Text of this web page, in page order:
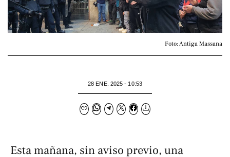
Foto: Antiga Massana
28 ENE. 2025 - 10:53
Esta mañana, sin aviso previo, una